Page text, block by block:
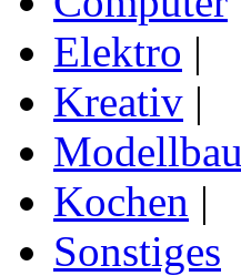
Elektro |
Kreativ |
Modellbau
Kochen |
Sonstiges